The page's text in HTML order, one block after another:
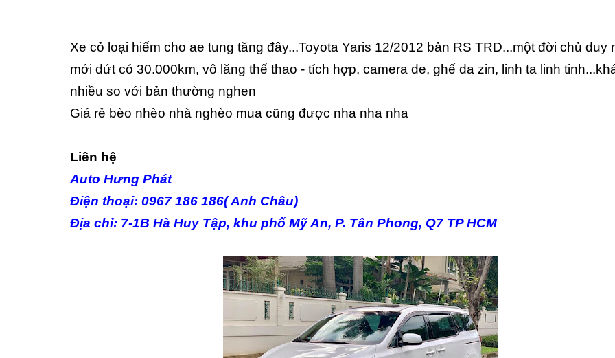
Xe cỏ loại hiếm cho ae tung tăng đây...Toyota Yaris 12/2012 bản RS TRD...một đời chủ duy
mới dứt có 30.000km, vô lăng thể thao - tích hợp, camera de, ghế da zin, linh ta linh
nhiều so với bản thường nghen
Giá rẻ bèo nhèo nhà nghèo mua cũng được nha nha nha
Liên hệ
Auto Hưng Phát
Điện thoại: 0967 186 186( Anh Châu)
Địa chỉ: 7-1B Hà Huy Tập, khu phố Mỹ An, P. Tân Phong, Q7 TP HCM